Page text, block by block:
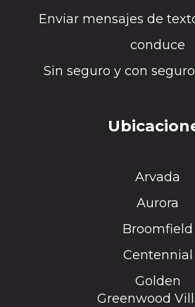
Enviar mensajes de
conduce
Sin seguro y con
Arvada
Aurora
Broomfield
Centennial
Golden
Greenwood